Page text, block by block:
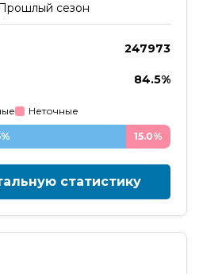
сезон
247973
84.5%
Неточные
15.0%
статистику